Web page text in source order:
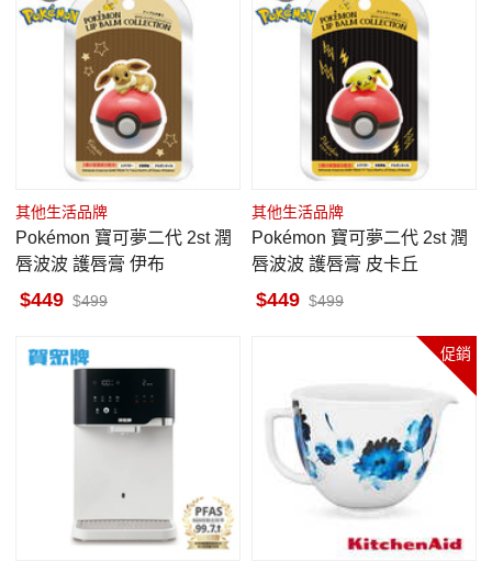
其他生活品牌
Pokémon 寶可夢二代 2st 潤
唇波波 護唇膏 伊布
449 499
其他生活品牌
Pokémon 寶可夢二代 2st 潤
唇波波 護唇膏 皮卡丘
449 499
促銷